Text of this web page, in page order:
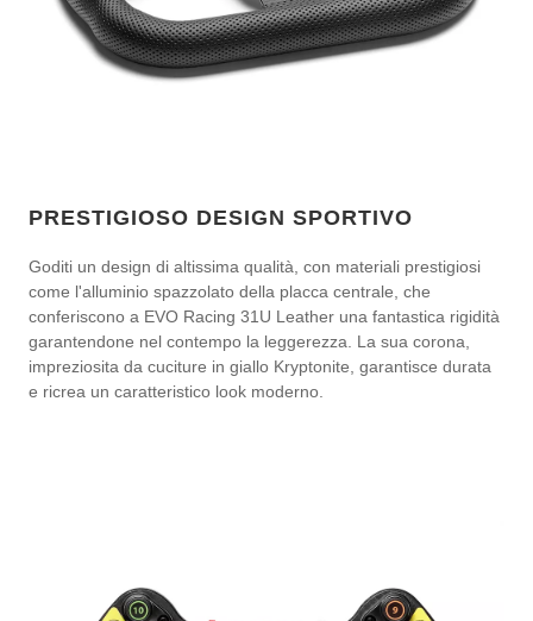
PRESTIGIOSO DESIGN SPORTIVO
Goditi un design di altissima qualità, con materiali prestigiosi
come l'alluminio spazzolato della placca centrale, che
conferiscono a EVO Racing 31U Leather una fantastica rigidità
garantendone nel contempo la leggerezza. La sua corona,
impreziosita da cuciture in giallo Kryptonite, garantisce durata
e ricrea un caratteristico look moderno.